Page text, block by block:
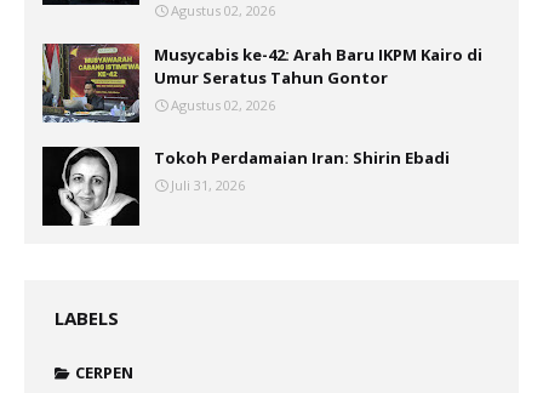
Agustus 02, 2026
Musycabis ke-42: Arah Baru IKPM Kairo di
Umur Seratus Tahun Gontor
Agustus 02, 2026
Tokoh Perdamaian Iran: Shirin Ebadi
Juli 31, 2026
LABELS
CERPEN